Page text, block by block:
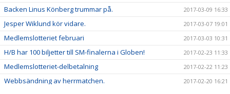
Backen Linus Könberg trummar på. 2017-03-09 16:33
Jesper Wiklund kör vidare. 2017-03-07 19:01
Medlemslotteriet februari 2017-03-03 10:31
H/B har 100 biljetter till SM-finalerna i Globen! 2017-02-23 11:33
Medlemslotteriet-delbetalning 2017-02-22 11:23
Webbsändning av herrmatchen. 2017-02-20 16:21